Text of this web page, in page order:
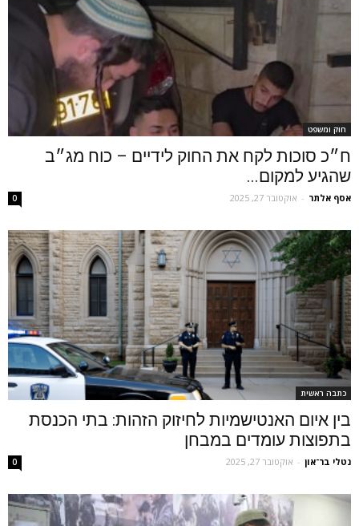
חוק ומשפט
ח״כ סוכות לקח את החוק לידיים – כוח מג״ב
שהגיע למקום...
אסף אלתר - אוקטובר 27, 2025 0
כתבה ראשית
בין איום האנטישמיות לחיזוק הזהות: בתי הכנסת
בתפוצות עומדים במבחן
נטלי בר־און - אוקטובר 27, 2025 0